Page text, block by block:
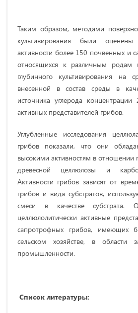
Таким образом, методами
культивирования были оценены
активности более 150 почвенных и
относящихся к различным
глубинного культивирования на
внесенной в состав среды в
источника углерода
активных представителей грибов.
Углубленные исследования
грибов показали, что они
высокими активностям в отношении
древесной целлюлозы и
Активности грибов зависят от
грибов и вида субстратов,
смеси в качестве субстрата.
целлюлолитически активные
сапротрофных грибов, имеющих
сельском хозяйстве, в области
промышленности.
Список литературы: